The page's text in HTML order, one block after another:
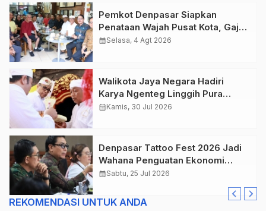
Pemkot Denpasar Siapkan
Penataan Wajah Pusat Kota, Gajah
Mada Jadi Salah Satu Kawasan
calendar_monthSelasa, 4 Agt 2026
Walikota Jaya Negara Hadiri
Karya Ngenteg Linggih Pura
Gunung Sari Desa Adat Peraupan
calendar_monthKamis, 30 Jul 2026
Denpasar Tattoo Fest 2026 Jadi
Wahana Penguatan Ekonomi
Kreatif Kota.
calendar_monthSabtu, 25 Jul 2026
REKOMENDASI UNTUK ANDA